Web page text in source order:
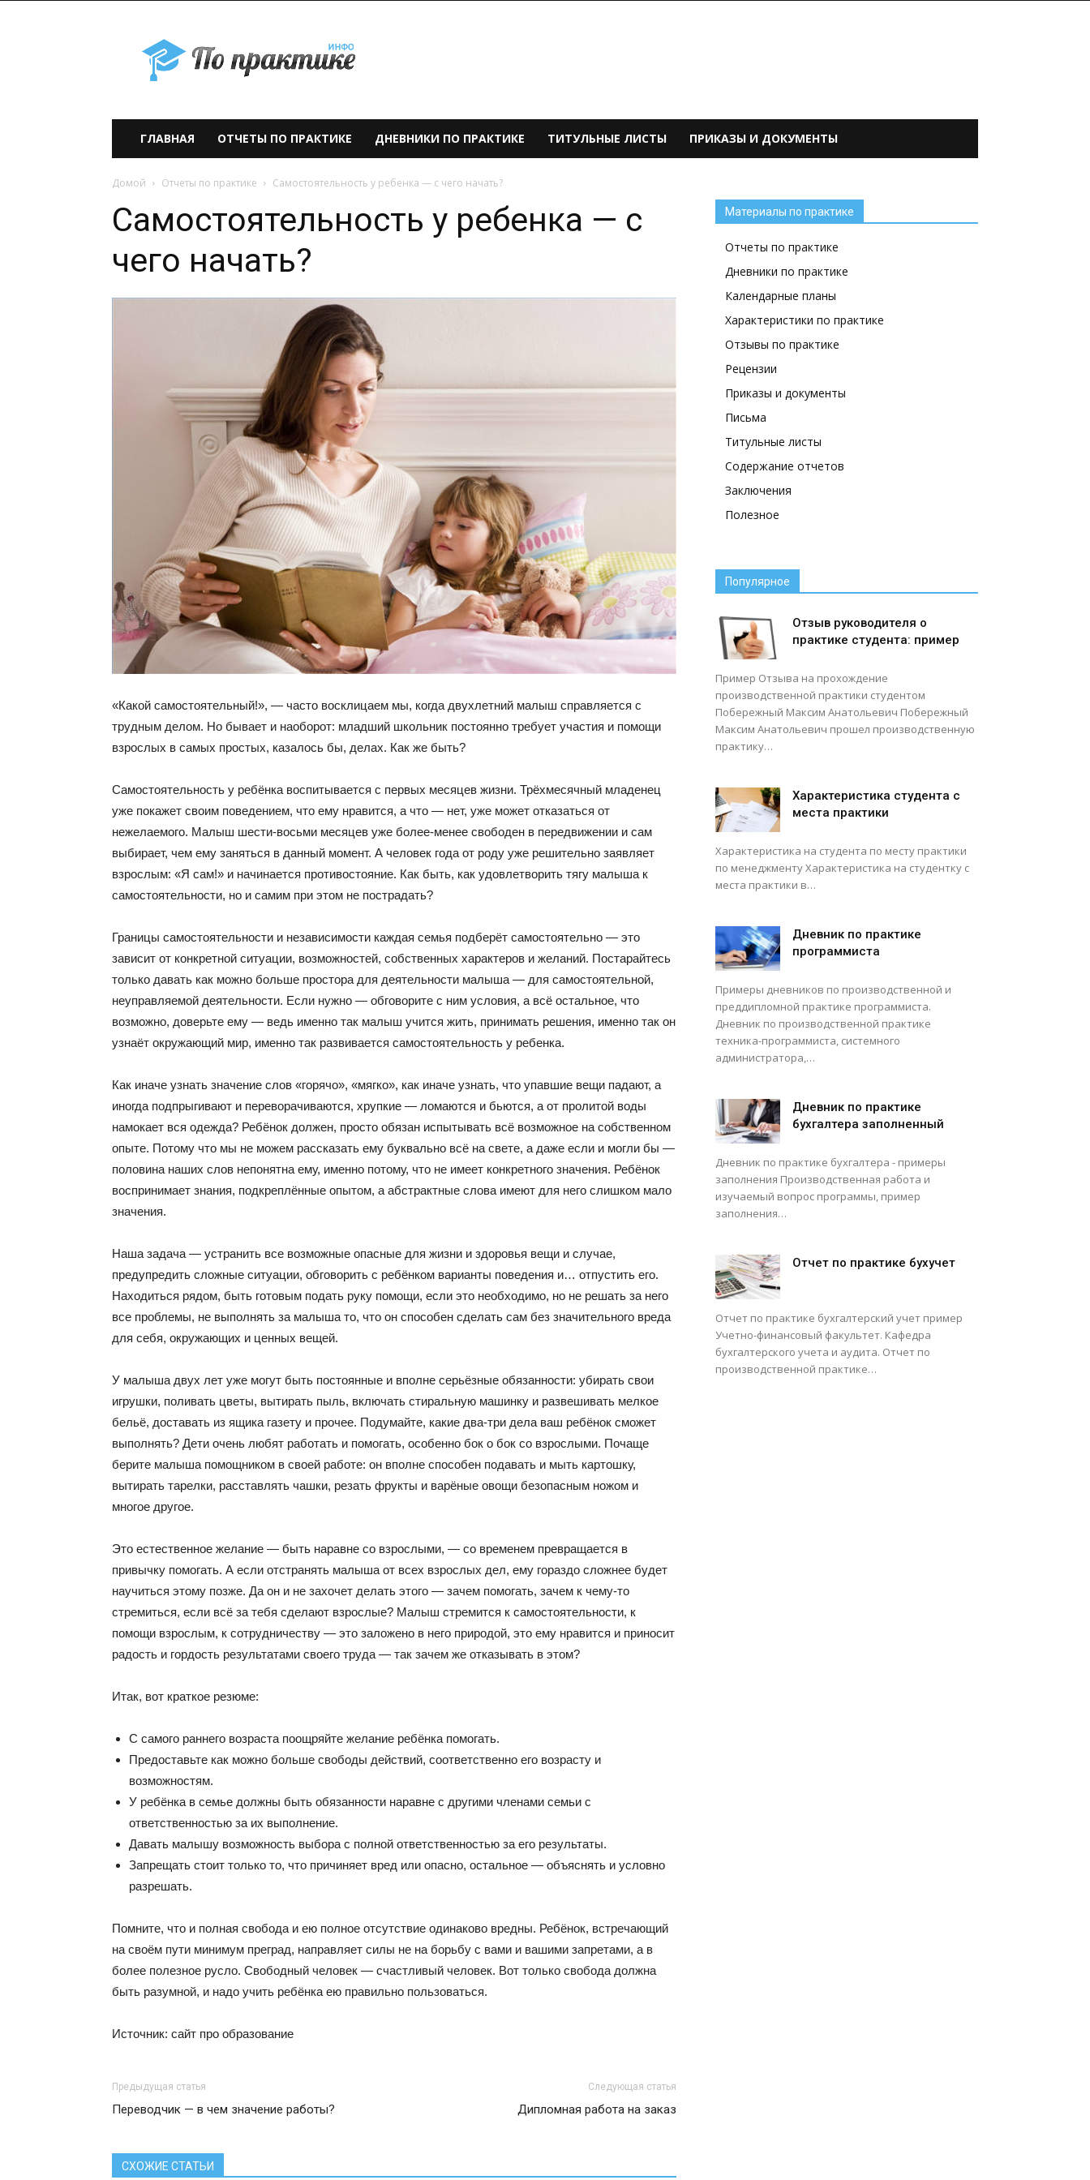
практике» —
учебно-
образовательный
ГЛАВНАЯ ОТЧЕТЫ ПО ПРАКТИКЕ ДНЕВНИКИ ПО ПРАКТИКЕ ТИТУЛЬНЫЕ ЛИСТЫ ПРИКАЗЫ И ДОКУМЕНТЫ
Домой Отчеты по практике Самостоятельность у ребенка — с чего начать?
Самостоятельность у ребенка — с
чего начать?
«Какой самостоятельный!», — часто восклицаем мы, когда двухлетний малыш справляется с
трудным делом. Но бывает и наоборот: младший школьник постоянно требует участия и помощи
взрослых в самых простых, казалось бы, делах. Как же быть?
Самостоятельность у ребёнка воспитывается с первых месяцев жизни. Трёхмесячный младенец
уже покажет своим поведением, что ему нравится, а что — нет, уже может отказаться от
нежелаемого. Малыш шести-восьми месяцев уже более-менее свободен в передвижении и сам
выбирает, чем ему заняться в данный момент. А человек года от роду уже решительно заявляет
взрослым: «Я сам!» и начинается противостояние. Как быть, как удовлетворить тягу малыша к
самостоятельности, но и самим при этом не пострадать?
Границы самостоятельности и независимости каждая семья подберёт самостоятельно — это
зависит от конкретной ситуации, возможностей, собственных характеров и желаний. Постарайтесь
только давать как можно больше простора для деятельности малыша — для самостоятельной,
неуправляемой деятельности. Если нужно — обговорите с ним условия, а всё остальное, что
возможно, доверьте ему — ведь именно так малыш учится жить, принимать решения, именно так он
узнаёт окружающий мир, именно так развивается самостоятельность у ребенка.
Как иначе узнать значение слов «горячо», «мягко», как иначе узнать, что упавшие вещи падают, а
иногда подпрыгивают и переворачиваются, хрупкие — ломаются и бьются, а от пролитой воды
намокает вся одежда? Ребёнок должен, просто обязан испытывать всё возможное на собственном
опыте. Потому что мы не можем рассказать ему буквально всё на свете, а даже если и могли бы —
половина наших слов непонятна ему, именно потому, что не имеет конкретного значения. Ребёнок
воспринимает знания, подкреплённые опытом, а абстрактные слова имеют для него слишком мало
значения.
Наша задача — устранить все возможные опасные для жизни и здоровья вещи и случае,
предупредить сложные ситуации, обговорить с ребёнком варианты поведения и… отпустить его.
Находиться рядом, быть готовым подать руку помощи, если это необходимо, но не решать за него
все проблемы, не выполнять за малыша то, что он способен сделать сам без значительного вреда
для себя, окружающих и ценных вещей.
У малыша двух лет уже могут быть постоянные и вполне серьёзные обязанности: убирать свои
игрушки, поливать цветы, вытирать пыль, включать стиральную машинку и развешивать мелкое
бельё, доставать из ящика газету и прочее. Подумайте, какие два-три дела ваш ребёнок сможет
выполнять? Дети очень любят работать и помогать, особенно бок о бок со взрослыми. Почаще
берите малыша помощником в своей работе: он вполне способен подавать и мыть картошку,
вытирать тарелки, расставлять чашки, резать фрукты и варёные овощи безопасным ножом и
многое другое.
Это естественное желание — быть наравне со взрослыми, — со временем превращается в
привычку помогать. А если отстранять малыша от всех взрослых дел, ему гораздо сложнее будет
научиться этому позже. Да он и не захочет делать этого — зачем помогать, зачем к чему-то
стремиться, если всё за тебя сделают взрослые? Малыш стремится к самостоятельности, к
помощи взрослым, к сотрудничеству — это заложено в него природой, это ему нравится и приносит
радость и гордость результатами своего труда — так зачем же отказывать в этом?
Итак, вот краткое резюме:
С самого раннего возраста поощряйте желание ребёнка помогать.
Предоставьте как можно больше свободы действий, соответственно его возрасту и
возможностям.
У ребёнка в семье должны быть обязанности наравне с другими членами семьи с
ответственностью за их выполнение.
Давать малышу возможность выбора с полной ответственностью за его результаты.
Запрещать стоит только то, что причиняет вред или опасно, остальное — объяснять и условно
разрешать.
Помните, что и полная свобода и ею полное отсутствие одинаково вредны. Ребёнок, встречающий
на своём пути минимум преград, направляет силы не на борьбу с вами и вашими запретами, а в
более полезное русло. Свободный человек — счастливый человек. Вот только свобода должна
быть разумной, и надо учить ребёнка ею правильно пользоваться.
Источник: сайт про образование
Предыдущая статья
Переводчик — в чем значение работы?
Следующая статья
Дипломная работа на заказ
СХОЖИЕ СТАТЬИ
Материалы по практике
Отчеты по практике
Дневники по практике
Календарные планы
Характеристики по практике
Отзывы по практике
Рецензии
Приказы и документы
Письма
Титульные листы
Содержание отчетов
Заключения
Полезное
Популярное
Отзыв руководителя о
практике студента: пример
Пример Отзыва на прохождение
производственной практики студентом
Побережный Максим Анатольевич Побережный
Максим Анатольевич прошел производственную
практику…
Характеристика студента с
места практики
Характеристика на студента по месту практики
по менеджменту Характеристика на студентку с
места практики в…
Дневник по практике
программиста
Примеры дневников по производственной и
преддипломной практике программиста.
Дневник по производственной практике
техника-программиста, системного
администратора,…
Дневник по практике
бухгалтера заполненный
Дневник по практике бухгалтера - примеры
заполнения Производственная работа и
изучаемый вопрос программы, пример
заполнения…
Отчет по практике бухучет
Отчет по практике бухгалтерский учет пример
Учетно-финансовый факультет. Кафедра
бухгалтерского учета и аудита. Отчет по
производственной практике…